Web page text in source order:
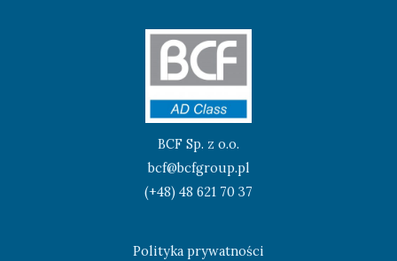
BCF Sp. z o.o.
bcf@bcfgroup.pl
(+48) 48 621 70 37
Polityka prywatności